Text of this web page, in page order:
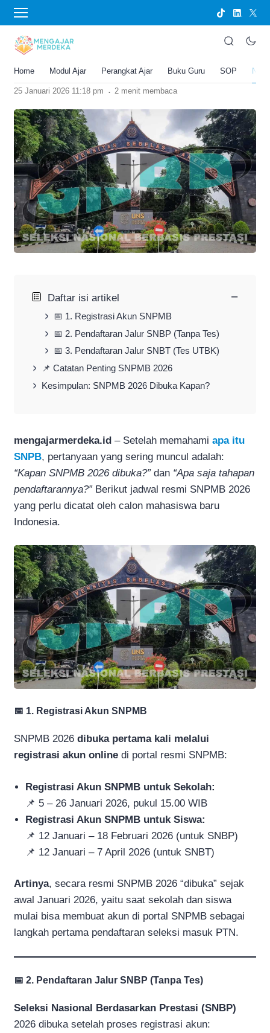
Home Modul Ajar Perangkat Ajar Buku Guru SOP
BERANDA
SNPMB 2026: Kapan Dibuka & Jadwal
Lengkap Seleksi Masuk PTN
Joko Umbaran
25 Januari 2026 11:18 pm . 2 menit membaca
Daftar isi artikel −
📅 1. Registrasi Akun SNPMB
📅 2. Pendaftaran Jalur SNBP (Tanpa Tes)
📅 3. Pendaftaran Jalur SNBT (Tes UTBK)
📌 Catatan Penting SNPMB 2026
Kesimpulan: SNPMB 2026 Dibuka Kapan?
mengajarmerdeka.id – Setelah memahami apa itu
SNPB, pertanyaan yang sering muncul adalah:
“Kapan SNPMB 2026 dibuka?”dan “Apa saja tahapan
pendaftarannya?”Berikut jadwal resmi SNPMB 2026
yang perlu dicatat oleh calon mahasiswa baru
Indonesia.
📅 1. Registrasi Akun SNPMB
SNPMB 2026 dibuka pertama kali melalui
registrasi akun online di portal resmi SNPMB:
Registrasi Akun SNPMB untuk Sekolah:
📌 5 – 26 Januari 2026, pukul 15.00 WIB
Registrasi Akun SNPMB untuk Siswa:
📌 12 Januari – 18 Februari 2026 (untuk SNBP)
📌 12 Januari – 7 April 2026 (untuk SNBT)
Artinya, secara resmi SNPMB 2026 “dibuka” sejak
awal Januari 2026, yaitu saat sekolah dan siswa
mulai bisa membuat akun di portal SNPMB sebagai
langkah pertama pendaftaran seleksi masuk PTN.
📅 2. Pendaftaran Jalur SNBP (Tanpa Tes)
Seleksi Nasional Berdasarkan Prestasi (SNBP)
2026 dibuka setelah proses registrasi akun: